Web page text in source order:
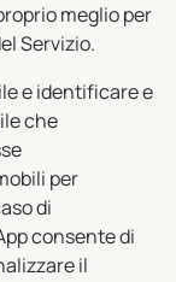
meglio per
Servizio.
e identificare e
che
per
di
consente di
il